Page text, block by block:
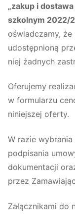
„zakup i
szkolnym 2022/
oświadczamy,
udostępnioną
niej żadnych
Oferujemy
w formularzu
niniejszej oferty.
W razie
podpisania
dokumentacji
przez
Załącznikami do